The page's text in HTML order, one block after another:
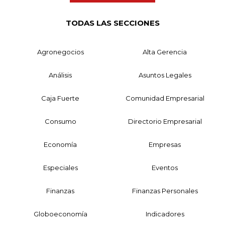
TODAS LAS SECCIONES
Agronegocios Alta Gerencia
Análisis Asuntos Legales
Caja Fuerte Comunidad Empresarial
Consumo Directorio Empresarial
Economía Empresas
Especiales Eventos
Finanzas Finanzas Personales
Globoeconomía Indicadores